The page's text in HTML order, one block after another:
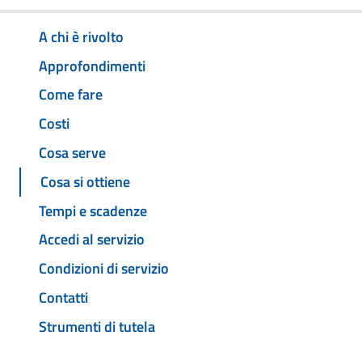
A chi è rivolto
Approfondimenti
Come fare
Costi
Cosa serve
Cosa si ottiene
Tempi e scadenze
Accedi al servizio
Condizioni di servizio
Contatti
Strumenti di tutela